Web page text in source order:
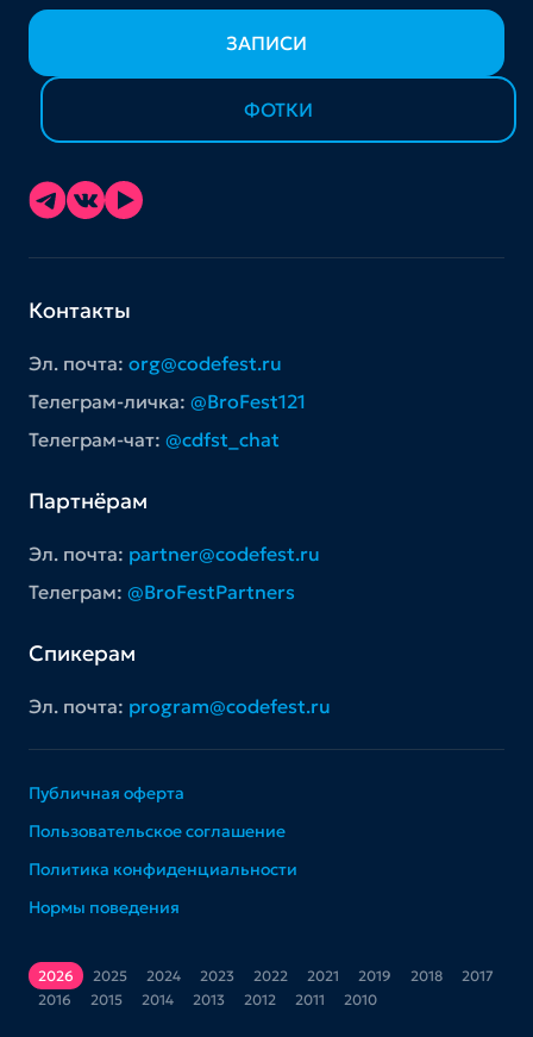
ЗАПИСИ
ФОТКИ
Контакты
Эл. почта: org@codefest.ru
Телеграм-личка: @BroFest121
Телеграм-чат: @cdfst_chat
Партнёрам
Эл. почта: partner@codefest.ru
Телеграм: @BroFestPartners
Спикерам
Эл. почта: program@codefest.ru
Публичная оферта
Пользовательское соглашение
Политика конфиденциальности
Нормы поведения
2026 2025 2024 2023 2022 2021 2019 2018
2017
2016
2015 2014 2013 2012 2011 2010